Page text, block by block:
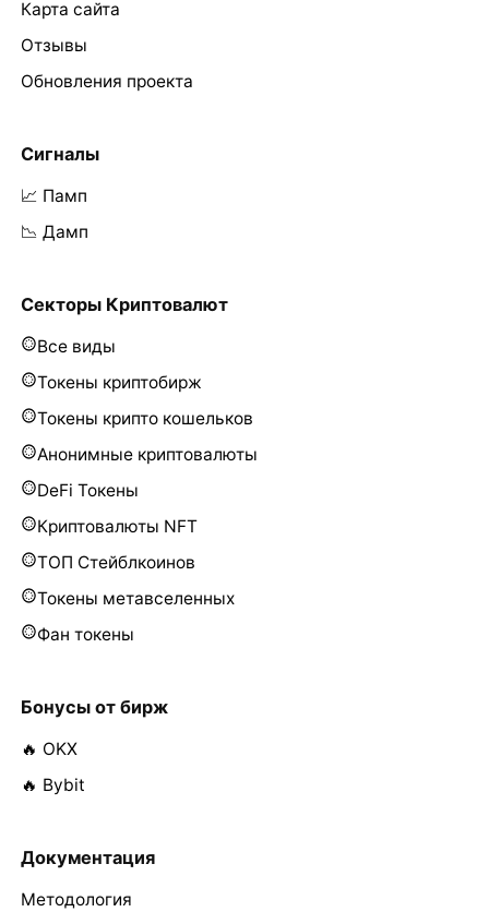
Карта сайта
Отзывы
Обновления проекта
Сигналы
📈 Памп
📉 Дамп
Секторы Криптовалют
Все виды
Токены криптобирж
Токены крипто кошельков
Анонимные криптовалюты
DeFi Токены
Криптовалюты NFT
ТОП Стейблкоинов
Токены метавселенных
Фан токены
Бонусы от бирж
🔥 OKX
🔥 Bybit
Документация
Методология